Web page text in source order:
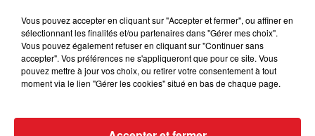
BÉTHUNE: ENQUÊTE POUR HOMICIDE
Vous pouvez accepter en cliquant sur "Accepter et fermer", ou affiner en
sélectionnant les finalités et/ou partenaires dans "Gérer mes choix".
Vous pouvez également refuser en cliquant sur "Continuer sans
accepter". Vos préférences ne s'appliqueront que pour ce site. Vous
pouvez mettre à jour vos choix, ou retirer votre consentement à tout
moment via le lien "Gérer les cookies" situé en bas de chaque page.